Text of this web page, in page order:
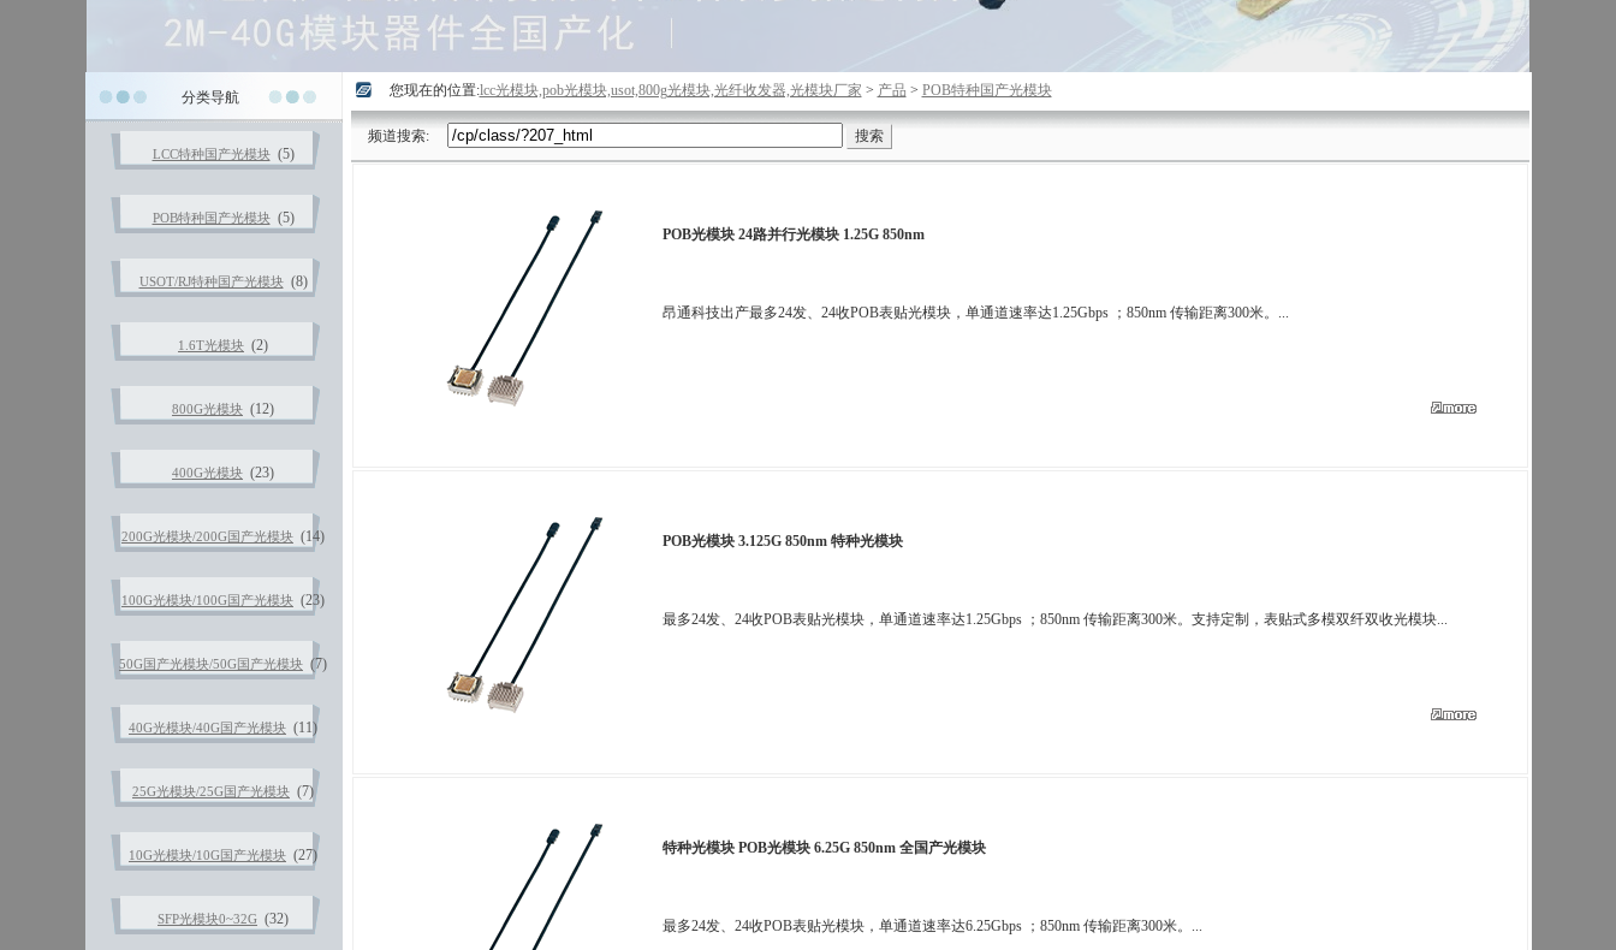
分类导航
LCC特种国产光模块(5)
POB特种国产光模块(5)
USOT/RJ特种国产光模块(8)
1.6T光模块 (2)
800G光模块 (12)
400G光模块 (23)
200G光模块/200G国产光模块 (14)
100G光模块/100G国产光模块 (23)
50G国产光模块/50G国产光模块 (7)
40G光模块/40G国产光模块 (11)
25G光模块/25G国产光模块 (7)
10G光模块/10G国产光模块 (27)
SFP光模块0~32G (32)
您现在的位置:lcc光模块,pob光模块,usot,800g光模块,光纤收发器,光模块厂家 > 产品 > POB特种国产光模块
频道搜索:
POB光模块 24路并行光模块 1.25G 850nm
昂通科技出产最多24发、24收POB表贴光模块，单通道速率达1.25Gbps ；850nm 传输距离300米。...
POB光模块 3.125G 850nm 特种光模块
最多24发、24收POB表贴光模块，单通道速率达1.25Gbps ；850nm 传输距离300米。支持定制，表贴式多模双纤双收光模块...
特种光模块 POB光模块 6.25G 850nm 全国产光模块
最多24发、24收POB表贴光模块，单通道速率达6.25Gbps ；850nm 传输距离300米。...